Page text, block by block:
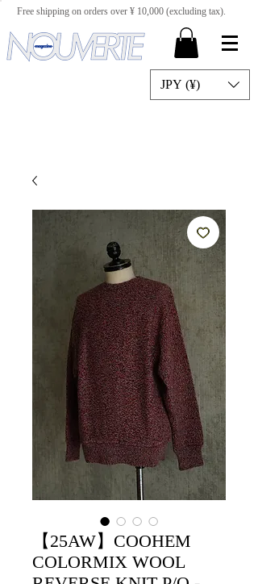
Free shipping on orders over ¥ 10,000 (excluding tax).
JPY (¥)
【25AW】COOHEM
COLORMIX WOOL